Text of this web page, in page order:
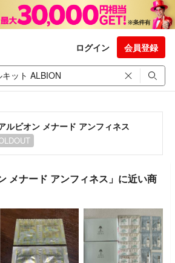
ログイン 会員登録
ルビオン メナード アンフィネス
メナード アンフィネス」に近い商